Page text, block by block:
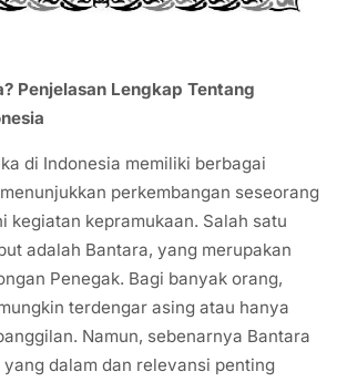
Penjelasan Lengkap Tentang
di Indonesia memiliki berbagai
perkembangan seseorang
kegiatan kepramukaan. Salah satu
adalah Bantara, yang merupakan
Penegak. Bagi banyak orang,
terdengar asing atau hanya
Namun, sebenarnya Bantara
dalam dan relevansi penting